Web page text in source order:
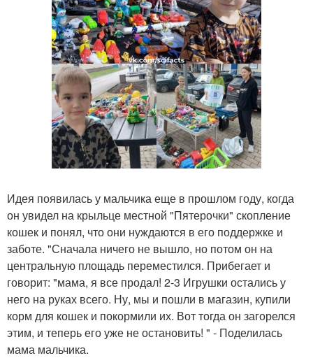
Идея появилась у мальчика еще в прошлом году, когда
он увидел на крыльце местной "Пятерочки" скопление
кошек и понял, что они нуждаются в его поддержке и
заботе. "Сначала ничего не вышло, но потом он на
центральную площадь переместился. Прибегает и
говорит: "мама, я все продал! 2-3 Игрушки остались у
него на руках всего. Ну, мы и пошли в магазин, купили
корм для кошек и покормили их. Вот тогда он загорелся
этим, и теперь его уже не остановить! " - Поделилась
мама мальчика.